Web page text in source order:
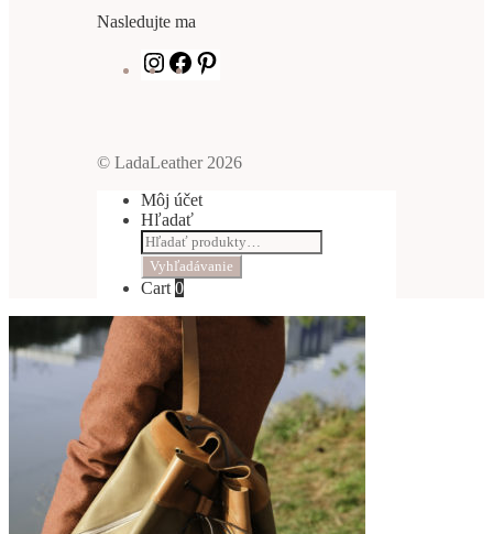
Nasledujte ma
InstagramFacebook
© LadaLeather 2026
Môj účet
Hľadať
Hľadať:
Vyhľadávanie
Cart 0